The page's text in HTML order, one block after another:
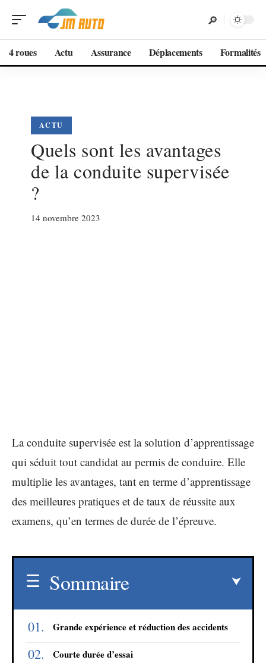
4 roues Actu Assurance Déplacements Formalités
ACTU
Quels sont les avantages
de la conduite supervisée
?
14 novembre 2023
La conduite supervisée est la solution d’apprentissage
qui séduit tout candidat au permis de conduire. Elle
multiplie les avantages, tant en terme d’apprentissage
des meilleures pratiques et de taux de réussite aux
examens, qu’en termes de durée de l’épreuve.
Sommaire
Grande expérience et réduction des accidents
Courte durée d’essai